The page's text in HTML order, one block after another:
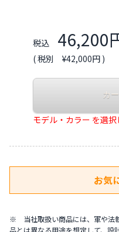
税込 46,200
( 税別 ¥42,000円 )
モデル・カラー を選択
※ 当社取扱い商品には、軍や法